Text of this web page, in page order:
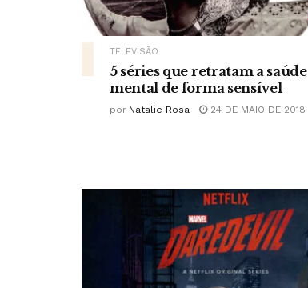
TELEVISÃO
5 séries que retratam a saúde
mental de forma sensível
por Natalie Rosa 24 DE MAIO DE 2018